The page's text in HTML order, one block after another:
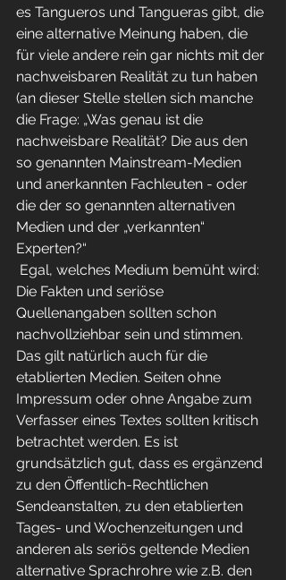
es Tangueros und Tangueras gibt, die
eine alternative Meinung haben, die
für viele andere rein gar nichts mit der
nachweisbaren Realität zu tun haben
(an dieser Stelle stellen sich manche
die Frage: „Was genau ist die
nachweisbare Realität? Die aus den
so genannten Mainstream-Medien
und anerkannten Fachleuten - oder
die der so genannten alternativen
Medien und der „verkannten“
Experten?“
Die Fakten und seriöse
Quellenangaben sollten schon
nachvollziehbar sein und stimmen.
Das gilt natürlich auch für die
etablierten Medien. Seiten ohne
Impressum oder ohne Angabe zum
Verfasser eines Textes sollten kritisch
betrachtet werden. Es ist
grundsätzlich gut, dass es ergänzend
zu den Öffentlich-Rechtlichen
Sendeanstalten, zu den etablierten
Tages- und Wochenzeitungen und
anderen als seriös geltende Medien
alternative Sprachrohre wie z.B. den